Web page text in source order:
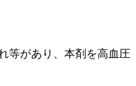
等があり、本剤を高血圧